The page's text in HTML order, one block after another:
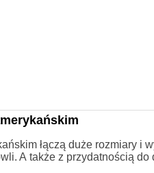
łączą duże rozmiary i
A także z przydatnością do